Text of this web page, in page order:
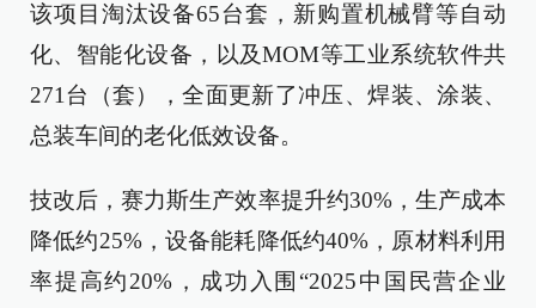
该项目淘汰设备65台套，新购置机械臂等自动
化、智能化设备，以及MOM等工业系统软件共
271台（套），全面更新了冲压、焊装、涂装、
总装车间的老化低效设备。
技改后，赛力斯生产效率提升约30%，生产成本
降低约25%，设备能耗降低约40%，原材料利用
率提高约20%，成功入围“2025中国民营企业